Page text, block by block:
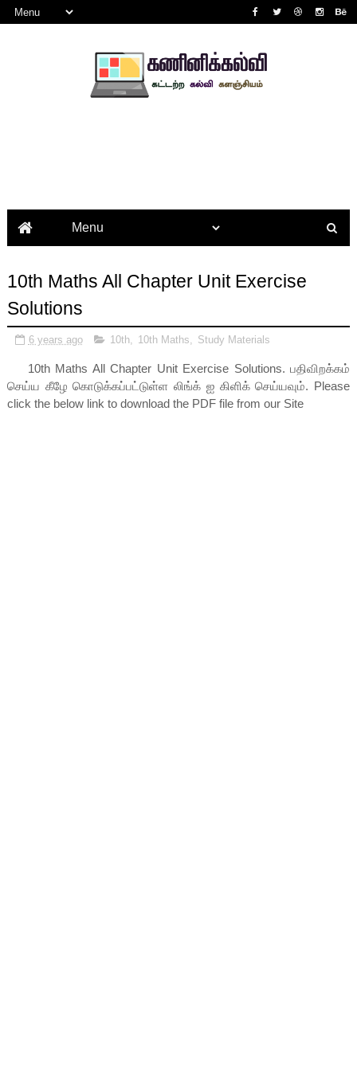
10th Maths All Chapter Unit Exercise
Solutions
6 years ago 10th, 10th Maths Study Materials
10th Maths All Chapter Unit Exercise Solutions. பதிவிறக்கம்
செய்ய கீழே கொடுக்கப்பட்டுள்ள லிங்க் ஐ கிளிக் செய்யவும். Please
click the below link to download the PDF file from our Site